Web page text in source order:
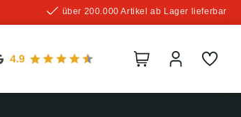
über 200.000 Artikel ab Lager lieferbar